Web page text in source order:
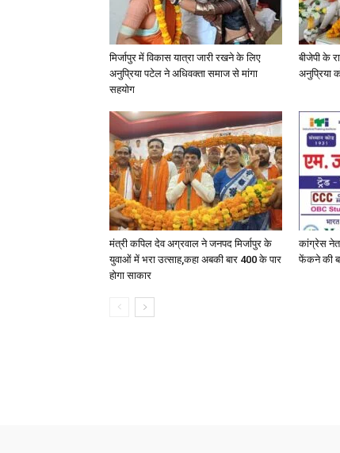
मिर्जापुर में विकास यात्रा जारी रखने के लिए
अनुप्रिया पटेल ने अधिवक्ता समाज से मांगा
सहयोग
बीजेपी के
अनुप्रिया
मंत्री कपिल देव अग्रवाल ने जनपद मिर्जापुर के
युवाओं में भरा उत्साह,कहा अबकी बार 400 के पार
होगा साकार
कांग्रेस
फेंकने की